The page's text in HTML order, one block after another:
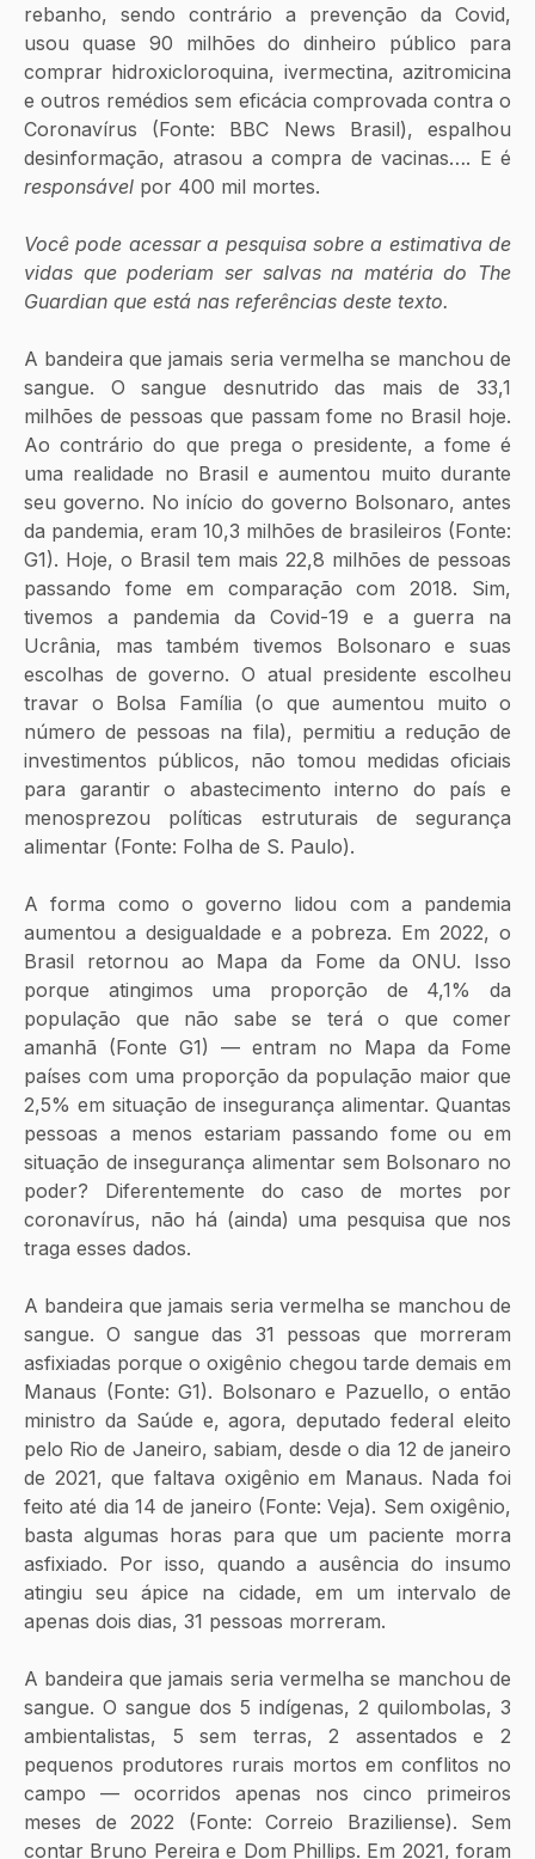
rebanho, sendo contrário a prevenção da Covid,
usou quase 90 milhões do dinheiro público para
comprar hidroxicloroquina, ivermectina, azitromicina
e outros remédios sem eficácia comprovada contra o
Coronavírus (Fonte: BBC News Brasil), espalhou
responsável por 400 mil mortes.
Você pode acessar a pesquisa sobre a estimativa de
vidas que poderiam ser salvas na matéria do The
Guardian que está nas referências deste texto.
A bandeira que jamais seria vermelha se manchou de
sangue. O sangue desnutrido das mais de 33,1
milhões de pessoas que passam fome no Brasil hoje.
Ao contrário do que prega o presidente, a fome é
uma realidade no Brasil e aumentou muito durante
seu governo. No início do governo Bolsonaro, antes
da pandemia, eram 10,3 milhões de brasileiros (Fonte:
G1). Hoje, o Brasil tem mais 22,8 milhões de pessoas
passando fome em comparação com 2018. Sim,
tivemos a pandemia da Covid-19 e a guerra na
Ucrânia, mas também tivemos Bolsonaro e suas
escolhas de governo. O atual presidente escolheu
travar o Bolsa Família (o que aumentou muito o
número de pessoas na fila), permitiu a redução de
investimentos públicos, não tomou medidas oficiais
para garantir o abastecimento interno do país e
menosprezou políticas estruturais de segurança
alimentar (Fonte: Folha de S. Paulo).
A forma como o governo lidou com a pandemia
aumentou a desigualdade e a pobreza. Em 2022, o
Brasil retornou ao Mapa da Fome da ONU. Isso
porque atingimos uma proporção de 4,1% da
população que não sabe se terá o que comer
amanhã (Fonte G1) — entram no Mapa da Fome
países com uma proporção da população maior que
2,5% em situação de insegurança alimentar. Quantas
pessoas a menos estariam passando fome ou em
situação de insegurança alimentar sem Bolsonaro no
poder? Diferentemente do caso de mortes por
coronavírus, não há (ainda) uma pesquisa que nos
traga esses dados.
A bandeira que jamais seria vermelha se manchou de
sangue. O sangue das 31 pessoas que morreram
asfixiadas porque o oxigênio chegou tarde demais em
Manaus (Fonte: G1). Bolsonaro e Pazuello, o então
ministro da Saúde e, agora, deputado federal eleito
pelo Rio de Janeiro, sabiam, desde o dia 12 de janeiro
de 2021, que faltava oxigênio em Manaus. Nada foi
feito até dia 14 de janeiro (Fonte: Veja). Sem oxigênio,
basta algumas horas para que um paciente morra
asfixiado. Por isso, quando a ausência do insumo
atingiu seu ápice na cidade, em um intervalo de
apenas dois dias, 31 pessoas morreram.
A bandeira que jamais seria vermelha se manchou de
sangue. O sangue dos 5 indígenas, 2 quilombolas, 3
ambientalistas, 5 sem terras, 2 assentados e 2
pequenos produtores rurais mortos em conflitos no
campo — ocorridos apenas nos cinco primeiros
meses de 2022 (Fonte: Correio Braziliense). Sem
contar Bruno Pereira e Dom Phillips. Em 2021, foram